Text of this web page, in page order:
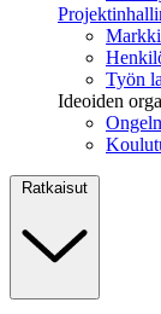
Työn
Ideoiden
Ratkaisut